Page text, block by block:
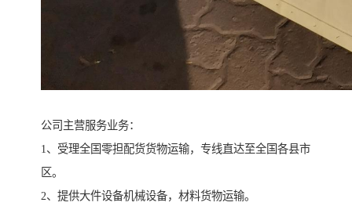
公司主营服务业务：
1、受理全国零担配货货物运输，专线直达至全国各县市
区。
2、提供大件设备机械设备，材料货物运输。